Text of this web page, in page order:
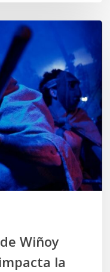
Wiñoy
la